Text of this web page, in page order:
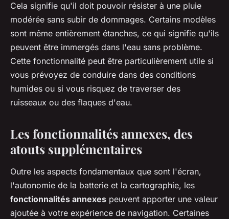
Cela signifie qu'il doit pouvoir résister à une pluie
modérée sans subir de dommages. Certains modèles
sont même entièrement étanches, ce qui signifie qu'ils
peuvent être immergés dans l'eau sans problème.
Cette fonctionnalité peut être particulièrement utile si
vous prévoyez de conduire dans des conditions
humides ou si vous risquez de traverser des
ruisseaux ou des flaques d'eau.
Les fonctionnalités annexes, des
atouts supplémentaires
Outre les aspects fondamentaux que sont l'écran,
l'autonomie de la batterie et la cartographie, les
fonctionnalités annexes peuvent apporter une valeur
ajoutée à votre expérience de navigation. Certaines